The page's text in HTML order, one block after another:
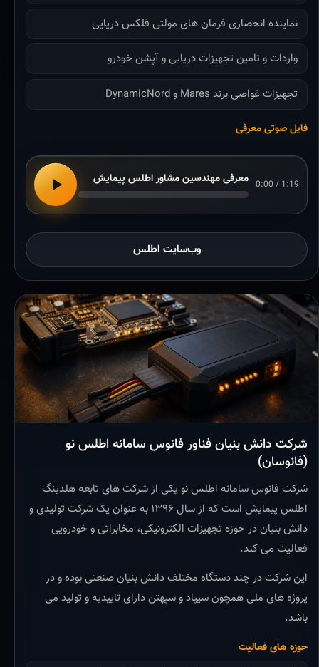
نماینده انحصاری فرمان های مولتی فلکس دریایی
واردات و تامین تجهیزات دریایی و آپشن خودرو
تجهیزات غواصی برند Mares و DynamicNord
فایل صوتی معرفی
0:00 / 1:19 معرفی مهندسین مشاور اطلس پیمایش
وب‌سایت اطلس
شرکت دانش بنیان فناور فانوس سامانه اطلس نو
(فانوسان)
شرکت فانوس سامانه اطلس نو یکی از شرکت های تابعه هلدینگ
اطلس پیمایش است که از سال ۱۳۹۶ به عنوان یک شرکت تولیدی و
دانش بنیان در حوزه تجهیزات الکترونیکی، مخابراتی و خودرویی
فعالیت می کند.
این شرکت در چند دستگاه مختلف دانش بنیان صنعتی بوده و در
پروژه های ملی همچون سیپاد و سپهتن دارای تاییدیه و تولید می
باشد.
حوزه های فعالیت